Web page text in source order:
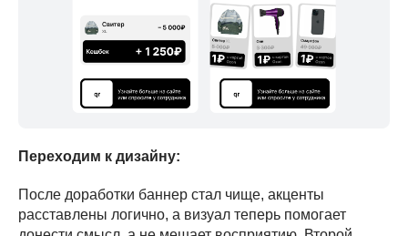
Переходим к дизайну:
После доработки баннер стал чище, акценты
расставлены логично, а визуал теперь помогает